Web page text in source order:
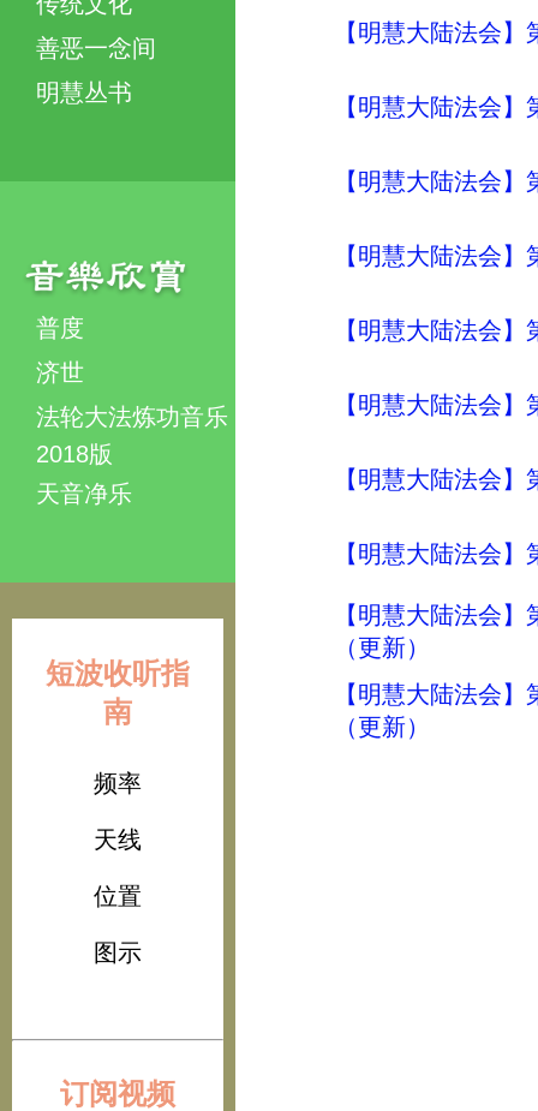
善恶一念间
明慧丛书
普度
济世
法轮大法炼功音乐
2018版
天音净乐
短波收听指
南
频率
天线
位置
图示
订阅视频
【明慧大陆法会
【明慧大陆法会
【明慧大陆法会
【明慧大陆法会
【明慧大陆法会
【明慧大陆法会
【明慧大陆法会
【明慧大陆法会
【明慧大陆法会
（更新）
【明慧大陆法会
（更新）